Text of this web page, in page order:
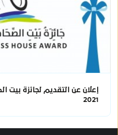
إعلان عن التقديم لجائزة بيت
2021